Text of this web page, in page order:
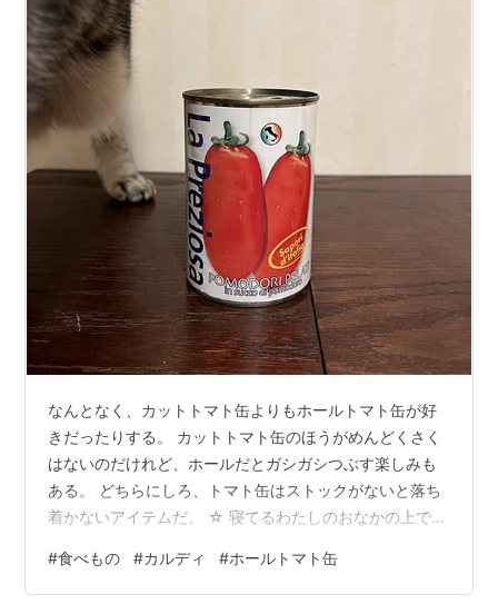
なんとなく、カットトマト缶よりもホールトマト缶が好
きだったりする。 カットトマト缶のほうがめんどくさく
はないのだけれど、ホールだとガシガシつぶす楽しみも
ある。 どちらにしろ、トマト缶はストックがないと落ち
着かないアイテムだ。 ☆ 寝てるわたしのおなかの上で鎮
缶セット)【プロッシモ(PROSSIMO)】[缶詰 トマト缶 ス
トック]価格: 926 円楽天で詳細を見る 創健社 有機ホール
#食べもの #カルディ #ホールトマト缶